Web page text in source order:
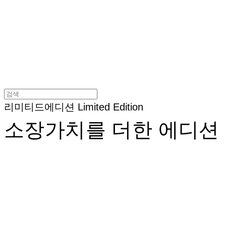
리미티드에디션 Limited Edition
소장가치를 더한 에디션